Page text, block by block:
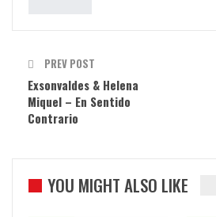
PREV POST
Exsonvaldes & Helena
Miquel – En Sentido
Contrario
YOU MIGHT ALSO LIKE